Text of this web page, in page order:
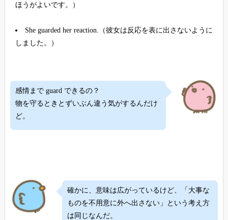
ほうがよいです。）
She guarded her reaction.（彼女は反応を表に出さないように
しました。）
感情まで guard できるの？
物を守るときとずいぶん違う気がするんだけ
ど。
確かに、意味は広がっているけど、「大事な
ものを不用意に外へ出さない」という考え方
は同じなんだ。